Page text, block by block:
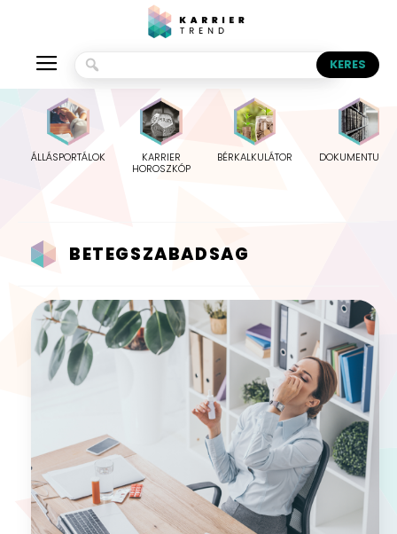
ÁLLÁSPORTÁLOK
KARRIER
HOROSZKÓP
BÉRKALKULÁTOR
BETEGSZABADSAG